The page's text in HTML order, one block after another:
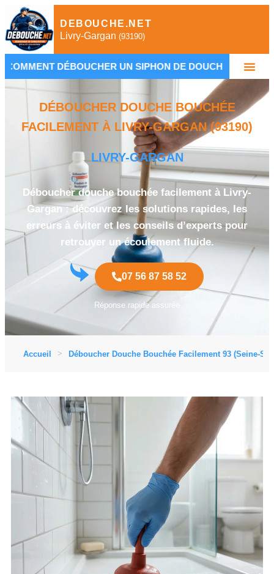
DEBOUCHE.NET
Livry-Gargan (93190)
UN SIPHON DE DOUCHE RAPIDEMENT
DÉBOUCHER DOUCHE BOUCHÉE
FACILEMENT À LIVRY-GARGAN (93190)
LIVRY-GARGAN
Déboucher douche bouchée facilement à Livry-
Gargan : découvrez les solutions rapides, les
erreurs à éviter et les conseils d’experts pour
retrouver un écoulement fluide.
07 56 87 58 52
Réponse rapide assurée
Accueil Déboucher Douche Bouchée Facilement 93 (Seine-